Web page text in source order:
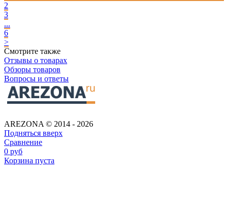
2
3
...
6
>
Смотрите также
Отзывы о товарах
Обзоры товаров
Вопросы и ответы
AREZONA © 2014 - 2026
Подняться вверх
Сравнение
0 руб
Корзина пуста